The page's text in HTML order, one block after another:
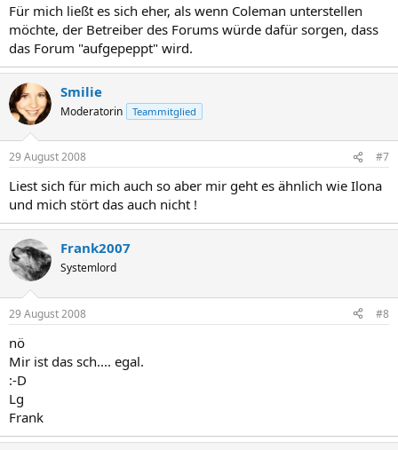
Für mich ließt es sich eher, als wenn Coleman unterstellen
möchte, der Betreiber des Forums würde dafür sorgen, dass
das Forum "aufgepeppt" wird.
Smilie
Moderatorin Teammitglied
29 August 2008 #7
Liest sich für mich auch so aber mir geht es ähnlich wie Ilona
und mich stört das auch nicht !
Frank2007
Systemlord
29 August 2008 #8
nö
Mir ist das sch.... egal.
:-D
Lg
Frank